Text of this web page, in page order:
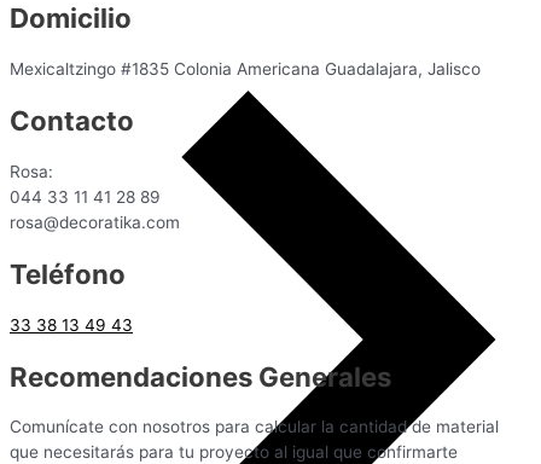
Domicilio
Mexicaltzingo #1835 Colonia Americana Guadalajara, Jalisco
Contacto
Rosa:
044 33 11 41 28 89
rosa@decoratika.com
Teléfono
33 38 13 49 43
Recomendaciones Generales
Comunícate con nosotros para calcular la cantidad de material
que necesitarás para tu proyecto al igual que confirmarte